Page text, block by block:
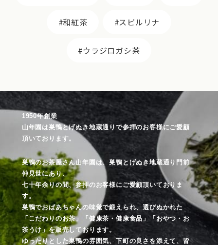
和紅茶 スピルリナ
ウラジロガシ茶
1950年創業
山年園は巣鴨とげぬき地蔵通りで参拝のお客様にご愛顧
頂いております。
巣鴨のお茶屋さん山年園は、巣鴨とげぬき地蔵通り門前
仲見世にあり、
七十年余りの間、参拝のお客様にご愛顧頂いておりま
す。
巣鴨でおばあちゃんの味覚で鍛えられ、選びぬかれた
「こだわりのお茶」「健康茶・健康食品」「おやつ・お
茶うけ」を販売しております。
ゆったりとした巣鴨の雰囲気、下町の良さを添えて、皆